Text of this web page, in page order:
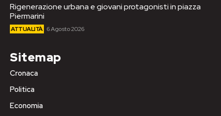
Rigenerazione urbana e giovani protagonisti in piazza
Piermarini
ATTUALITÀ 6 Agosto 2026
Sitemap
Cronaca
Politica
Economia